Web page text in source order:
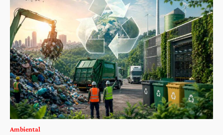
Ambiental